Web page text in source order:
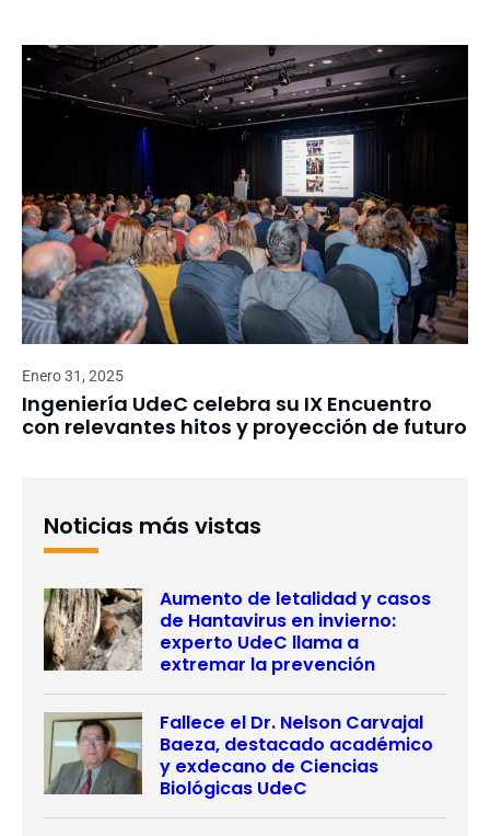
Enero 31, 2025
Ingeniería UdeC celebra su IX Encuentro
con relevantes hitos y proyección de futuro
Noticias más vistas
Aumento de letalidad y casos
de Hantavirus en invierno:
experto UdeC llama a
extremar la prevención
Fallece el Dr. Nelson Carvajal
Baeza, destacado académico
y exdecano de Ciencias
Biológicas UdeC